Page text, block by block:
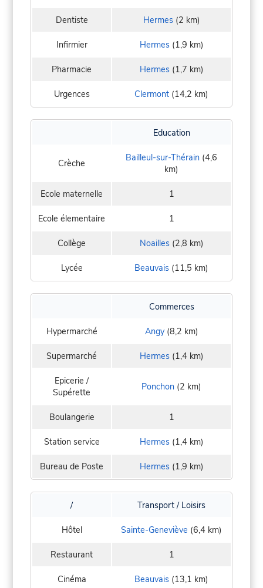
Dentiste Hermes(2 km)
Infirmier Hermes(1,9 km)
Pharmacie Hermes(1,7 km)
Urgences Clermont (14,2 km)
Education
Crèche Bailleul-sur-Thérain (4,6
km)
Ecole maternelle 1
Ecole élementaire 1
Collège Noailles(2,8 km)
Lycée Beauvais (11,5 km)
Commerces
Hypermarché Angy(8,2 km)
Supermarché Hermes(1,4 km)
Epicerie /
Supérette
Ponchon (2 km)
Boulangerie 1
Station service Hermes(1,4 km)
Bureau de Poste Hermes(1,9 km)
/ Transport / Loisirs
Hôtel Sainte-Geneviève (6,4 km)
Restaurant 1
Cinéma Beauvais (13,1 km)